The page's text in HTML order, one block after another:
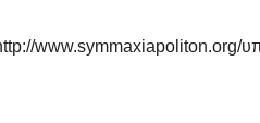
www.symmaxiapoliton.org/